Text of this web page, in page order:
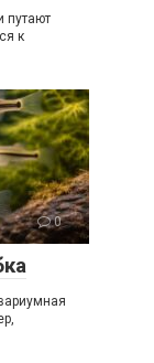
путают
к
0